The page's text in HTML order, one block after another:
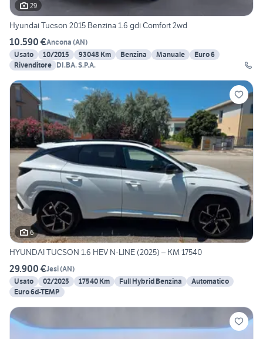
29
Hyundai Tucson 2015 Benzina 1.6 gdi Comfort 2wd
10.590 €Ancona (AN)
Usato
10/2015 93048 Km Benzina Manuale
Euro 6
Rivenditore DI.BA. S.P.A.
6
HYUNDAI TUCSON 1.6 HEV N-LINE (2025) – KM 17540
29.900 €Jesi(AN)
Usato
02/2025 17540 Km Full Hybrid Benzina
Automatico
Euro 6d-TEMP